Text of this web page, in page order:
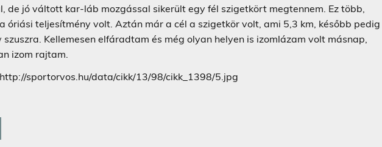
de jó váltott kar-láb mozgással sikerült egy fél szigetkört megtennem. Ez több,
óriási teljesítmény volt. Aztán már a cél a szigetkör volt, ami 5,3 km, később pedig
szuszra. Kellemesen elfáradtam és még olyan helyen is izomlázam volt másnap,
izom rajtam.